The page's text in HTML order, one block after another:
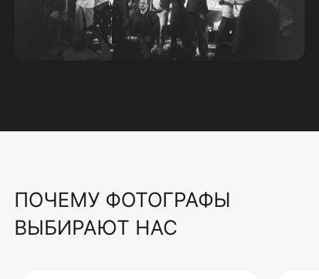
ПОЧЕМУ ФОТОГРАФЫ
ВЫБИРАЮТ НАС